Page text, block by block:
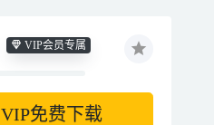
VIP会员专属
VIP免费下载